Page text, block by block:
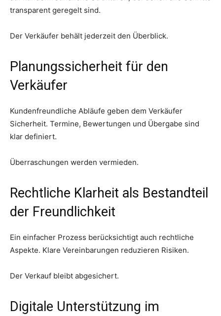
transparent geregelt sind.
Der Verkäufer behält jederzeit den Überblick.
Planungssicherheit für den
Verkäufer
Kundenfreundliche Abläufe geben dem Verkäufer
Sicherheit. Termine, Bewertungen und Übergabe sind
klar definiert.
Überraschungen werden vermieden.
Rechtliche Klarheit als Bestandteil
der Freundlichkeit
Ein einfacher Prozess berücksichtigt auch rechtliche
Aspekte. Klare Vereinbarungen reduzieren Risiken.
Der Verkauf bleibt abgesichert.
Digitale Unterstützung im